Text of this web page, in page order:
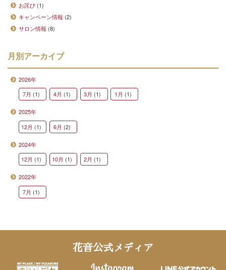
お詫び (1)
キャンペーン情報 (2)
サロン情報 (8)
月別アーカイブ
2026年
7月 (1) 4月 (1) 3月 (1) 1月 (1)
2025年
12月 (1) 6月 (2)
2024年
12月 (1) 10月 (1) 2月 (1)
2022年
7月 (1)
花音公式メディア